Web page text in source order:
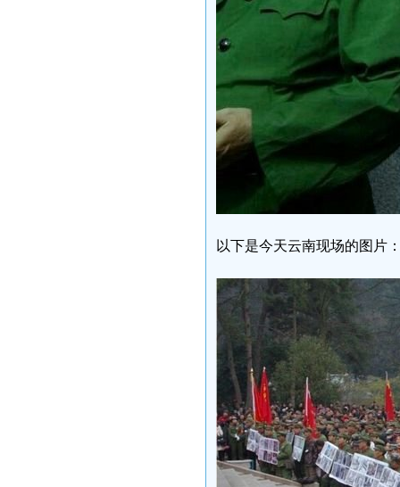
以下是今天云南现场的图片